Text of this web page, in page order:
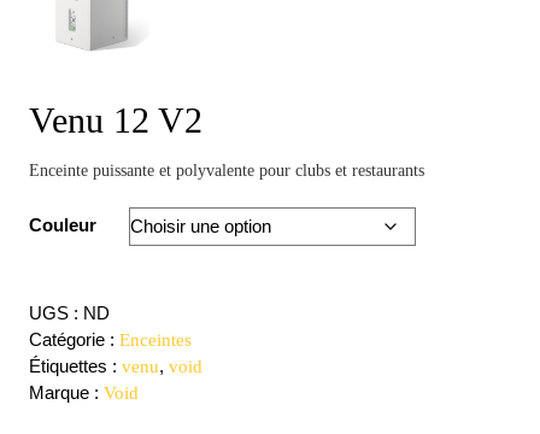
Venu 12 V2
Enceinte puissante et polyvalente pour clubs et restaurants
Couleur
UGS : ND
Catégorie : Enceintes
Étiquettes : venu, void
Marque : Void